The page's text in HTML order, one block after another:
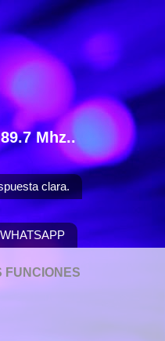
Mhz..
clara.
FUNCIONES